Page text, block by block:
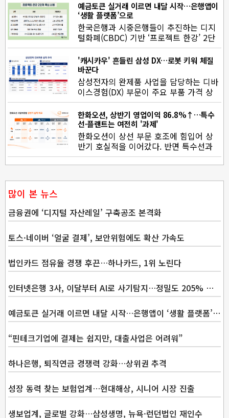
예금토큰 실거래 이르면 내달 시작…은행앱이
‘생활 플랫폼’으로
한국은행과 시중은행들이 추진하는 디지
털화폐(CBDC) 기반 ‘프로젝트 한강’ 2단
계 실거래가 이르면 9월부터…
'캐시카우' 흔들린 삼성 DX…로봇 키워 체질
바꾼다
삼성전자의 완제품 사업을 담당하는 디바
이스경험(DX) 부문이 주요 부품 가격 상
승 등의 영향으로 2분기 적자 전…
한화오션, 상반기 영업이익 86.8%↑…특수
선·플랜트는 여전히 '과제'
한화오션이 상선 부문 호조에 힘입어 상
반기 호실적을 이어갔다. 반면 특수선과
에너지플랜트 부문은 적자를 지속…
많이 본 뉴스
금융권에 ‘디지털 자산레일’ 구축공조 본격화
토스·네이버 ‘얼굴 결제’, 보안위험에도 확산 가속도
법인카드 점유율 경쟁 후끈…하나카드, 1위 노린다
인터넷은행 3사, 이달부터 AI로 사기탐지…정밀도 205% 향상
예금토큰 실거래 이르면 내달 시작…은행앱이 ‘생활 플랫폼’으로
“핀테크기업에 결제는 쉽지만, 대출사업은 어려워”
하나은행, 퇴직연금 경쟁력 강화…상위권 추격
성장 동력 찾는 보험업계…현대해상, 시니어 시장 진출
생보업계, 글로벌 강화…삼성생명, 뉴욕·런던법인 재인수